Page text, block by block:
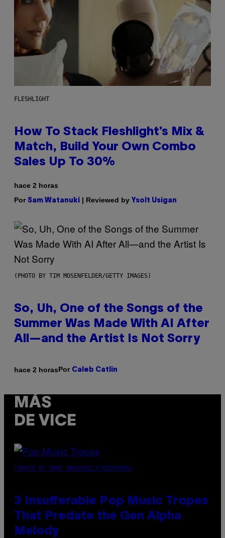
FLESHLIGHT
How To Stack Fleshlight’s Mix &
Match, Build Your Own Combo
Sales Up To 30%
hace 2 horas
Por Sam Watanuki | Reviewed by Ysolt Usigan
(PHOTO BY TIM MOSENFELDER/GETTY IMAGES)
So, Uh, One of the Songs of the
Summer Was Made With AI After
All—and the Artist Is Not Sorry
hace 2 horasPor Caleb Catlin
MÁS
DE VICE
(PHOTO BY MARC BROUSSELY/REDFERNS)
3 Insufferable Pop Music Tropes
That Predate the Gen Alpha
Melody